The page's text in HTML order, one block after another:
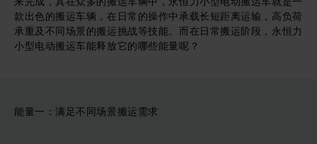
款出色的搬运车辆，在日常的操作中承载长短距离运输，高负荷
承重及不同场景的搬运挑战等技能。而在日常搬运阶段，永恒力
小型电动搬运车能释放它的哪些能量呢？
能量一：满足不同场景搬运需求